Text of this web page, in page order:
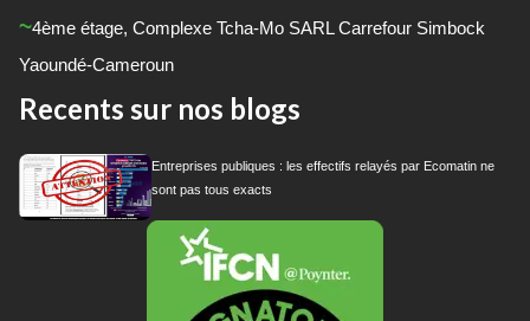
4ème étage, Complexe Tcha-Mo SARL Carrefour Simbock
Yaoundé-Cameroun
Recents sur nos blogs
Entreprises publiques : les effectifs relayés par Ecomatin ne
sont pas tous exacts